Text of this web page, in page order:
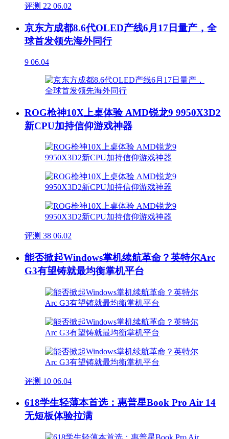
评测 22 06.02
京东方成都8.6代OLED产线6月17日量产，全
球首发领先海外同行
9 06.04
ROG枪神10X上桌体验 AMD锐龙9 9950X3D2
新CPU加持信仰游戏神器
评测 38 06.02
能否掀起Windows掌机续航革命？英特尔Arc
G3有望铸就最均衡掌机平台
评测 10 06.04
618学生轻薄本首选：惠普星Book Pro Air 14
无短板体验拉满